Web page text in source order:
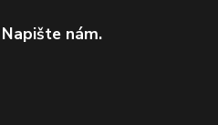
nám.